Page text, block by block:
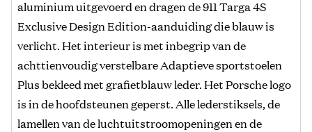
aluminium uitgevoerd en dragen de 911 Targa 4S
Exclusive Design Edition-aanduiding die blauw is
verlicht. Het interieur is met inbegrip van de
achttienvoudig verstelbare Adaptieve sportstoelen
Plus bekleed met grafietblauw leder. Het Porsche logo
is in de hoofdsteunen geperst. Alle lederstiksels, de
lamellen van de luchtuitstroomopeningen en de